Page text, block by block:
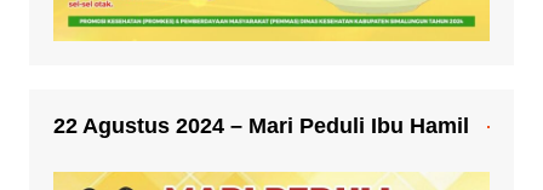
22 Agustus 2024 – Mari Peduli Ibu Hamil